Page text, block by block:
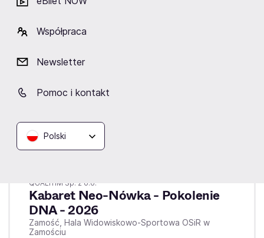
Współpraca
Newsletter
Pomoc i kontakt
Polski
Zamość
QUALITIM Sp. z o.o.
Kabaret Neo-Nówka - Pokolenie
DNA - 2026
Zamość, Hala Widowiskowo-Sportowa OSiR w
Zamościu